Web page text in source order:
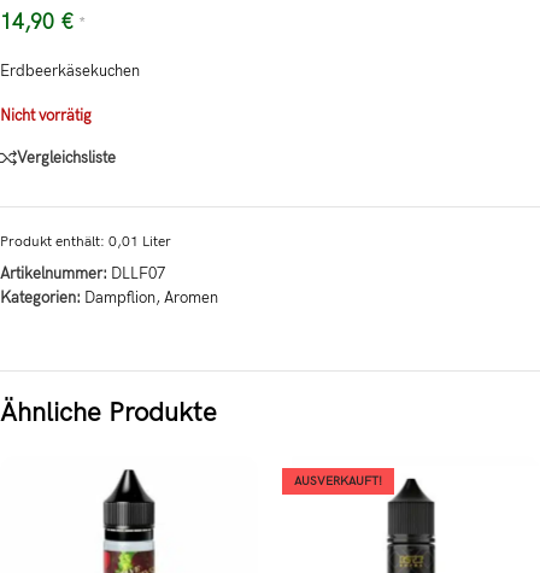
14,90 € *
Erdbeerkäsekuchen
Nicht vorrätig
Vergleichsliste
Produkt enthält: 0,01 Liter
Artikelnummer: DLLF07
Kategorien: Dampflion,Aromen
Ähnliche Produkte
AUSVERKAUFT!